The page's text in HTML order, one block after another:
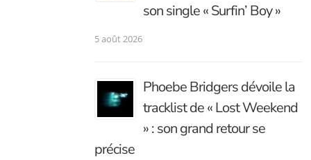
son single « Surfin’ Boy »
5 août 2026
Phoebe Bridgers dévoile la
tracklist de « Lost Weekend
» : son grand retour se
précise